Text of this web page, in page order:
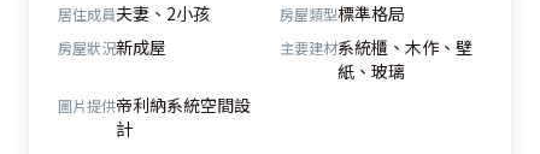
居住成員夫妻、2小孩 房屋類型標準格局
房屋狀況新成屋 主要建材系統櫃、木作、壁
紙、玻璃
圖片提供帝利納系統空間設
計